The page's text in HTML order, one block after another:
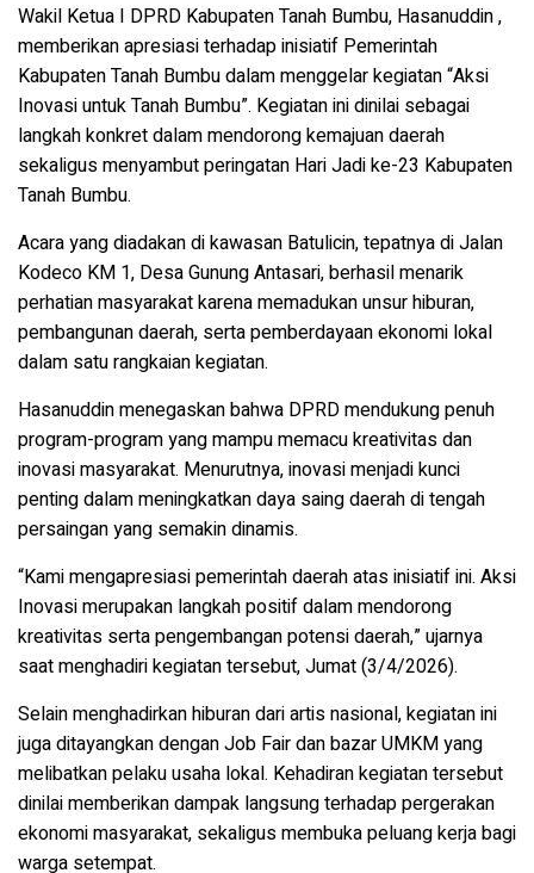
Wakil Ketua I DPRD Kabupaten Tanah Bumbu, Hasanuddin,
memberikan apresiasi terhadap inisiatif Pemerintah
Kabupaten Tanah Bumbu dalam menggelar kegiatan “Aksi
Inovasi untuk Tanah Bumbu”. Kegiatan ini dinilai sebagai
langkah konkret dalam mendorong kemajuan daerah
sekaligus menyambut peringatan Hari Jadi ke-23 Kabupaten
Tanah Bumbu.
Acara yang diadakan di kawasan Batulicin, tepatnya di Jalan
Kodeco KM 1, Desa Gunung Antasari, berhasil menarik
perhatian masyarakat karena memadukan unsur hiburan,
pembangunan daerah, serta pemberdayaan ekonomi lokal
dalam satu rangkaian kegiatan.
Hasanuddin menegaskan bahwa DPRD mendukung penuh
program-program yang mampu memacu kreativitas dan
inovasi masyarakat. Menurutnya, inovasi menjadi kunci
penting dalam meningkatkan daya saing daerah di tengah
persaingan yang semakin dinamis.
“Kami mengapresiasi pemerintah daerah atas inisiatif ini. Aksi
Inovasi merupakan langkah positif dalam mendorong
kreativitas serta pengembangan potensi daerah,” ujarnya
saat menghadiri kegiatan tersebut, Jumat (3/4/2026).
Selain menghadirkan hiburan dari artis nasional, kegiatan ini
juga ditayangkan dengan Job Fair dan bazar UMKM yang
melibatkan pelaku usaha lokal. Kehadiran kegiatan tersebut
dinilai memberikan dampak langsung terhadap pergerakan
ekonomi masyarakat, sekaligus membuka peluang kerja bagi
warga setempat.